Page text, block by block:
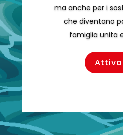
ma anche per i
che diventano
famiglia unita
Attiva